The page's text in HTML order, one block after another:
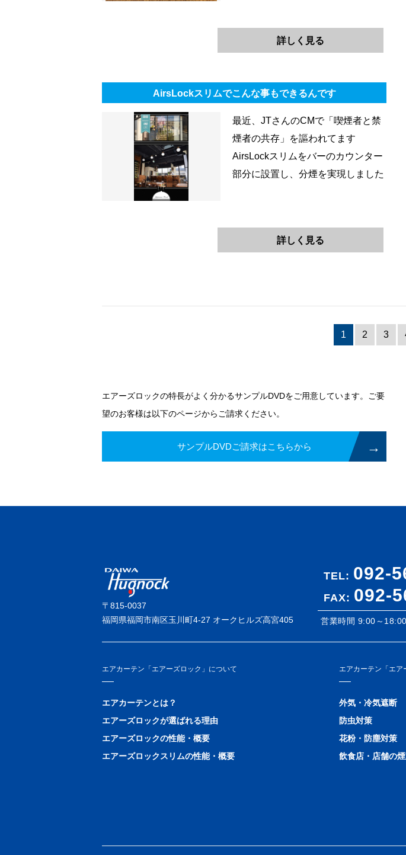
詳しく見る
AirsLockスリムでこんな事もできるんです
最近、JTさんのCMで「喫煙者と禁
煙者の共存」を謳われてます
AirsLockスリムをバーのカウンター
部分に設置し、分煙を実現しました
詳しく見る
1 2 3
エアーズロックの特長がよく分かるサンプルDVDをご用意しています。ご要
望のお客様は以下のページからご請求ください。
サンプルDVDご請求はこちらから
〒815-0037
福岡県福岡市南区玉川町4-27 オークヒルズ高宮405
TEL: 092-
FAX: 092-
営業時間 9:00～
エアカーテン「エアーズロック」について
エアカーテンとは？
エアーズロックが選ばれる理由
エアーズロックの性能・概要
エアーズロックスリムの性能・概要
エアカーテン「エア
外気・冷気遮断
防虫対策
花粉・防塵対策
飲食店・店舗の